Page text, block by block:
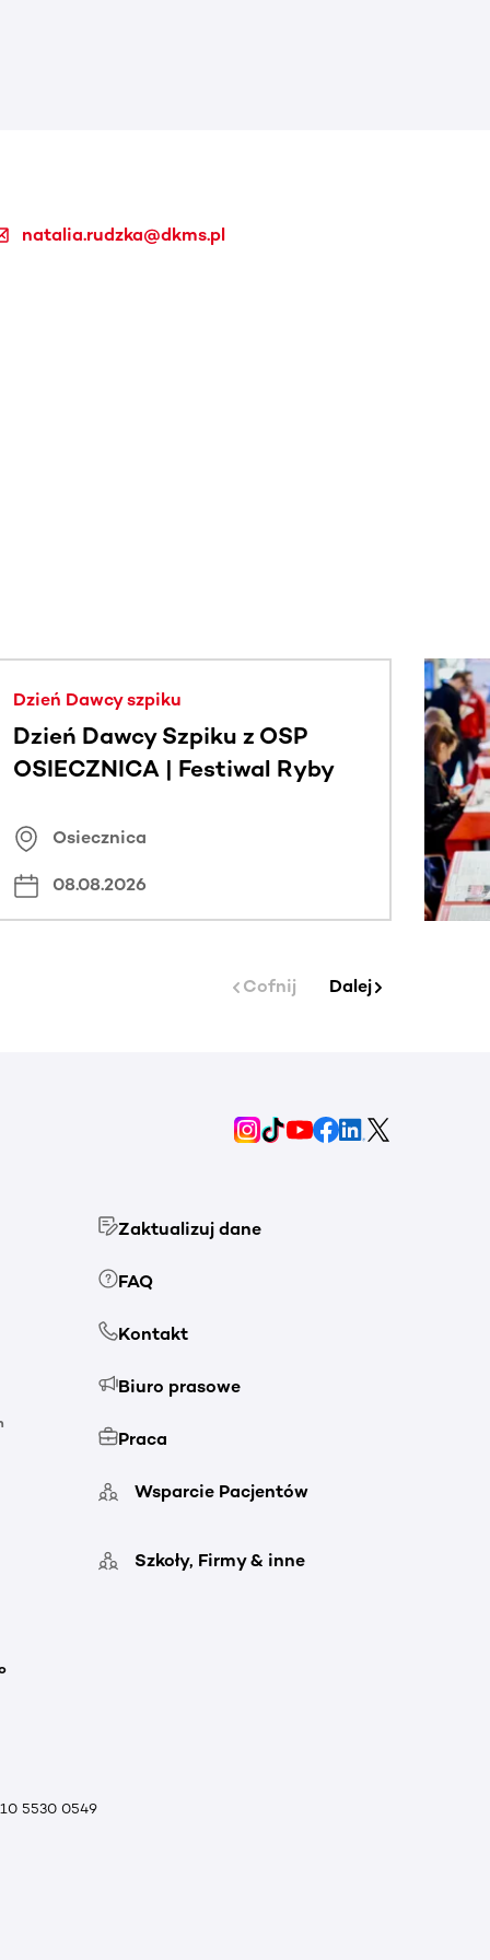
natalia.rudzka@dkms.pl
Dzień Dawcy szpiku
Dzień Dawcy Szpiku z OSP
OSIECZNICA | Festiwal Ryby
Osiecznica
08.08.2026
Cofnij Dalej
Zaktualizuj dane
FAQ
Kontakt
Biuro prasowe
Praca
Wsparcie Pacjentów
Szkoły, Firmy & inne
5530 0549